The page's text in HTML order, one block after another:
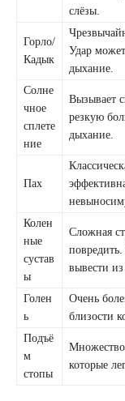
слёзы.
Горло/
Кадык
Удар
дыхание.
Солне
чное
сплете
ние
Вызывает
резкую
дыхание.
Пах
Колен
ные
сустав
ы
Сложная
вывести из
Голен
ь
Очень
близости
Подъё
м
стопы
Множество
которые